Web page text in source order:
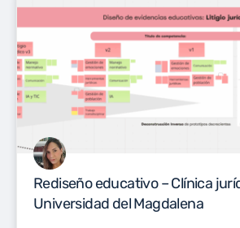
Rediseño educativo – Clínica
Universidad del Magdalena